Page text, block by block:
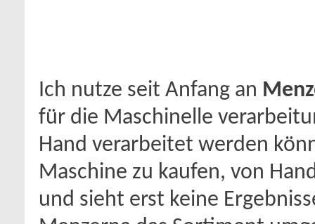
Ich nutze seit Anfang an
für die Maschinelle
Hand verarbeitet werden
Maschine zu kaufen, von
und sieht erst keine